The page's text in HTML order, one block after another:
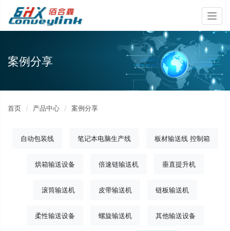
案例分享
首页 产品中心 案例分享
自动包装线 笔记本电脑生产线 板材输送线 控制箱
烘箱输送设备 倍速链输送机 垂直提升机
滚筒输送机 皮带输送机 链板输送机
柔性输送设备 螺旋输送机 其他输送设备